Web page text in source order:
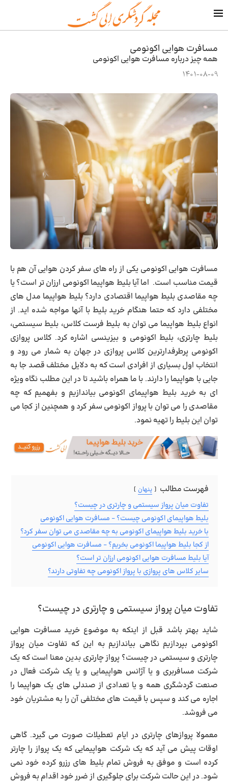
مسافرت هوایی اکونومی
همه چیز درباره مسافرت هوایی اکونومی
1401-08-09
مسافرت هوایی اکونومی یکی از راه های سفر کردن هوایی آن هم با
قیمت مناسب است. اما آیا بلیط هواپیما اکونومی ارزان تر است؟ یا
چه مقاصدی بلیط هواپیما اقتصادی دارد؟ بلیط هواپیما مدل های
مختلفی دارد که حتما هنگام خرید بلیط با آنها مواجه شده اید. از
انواع بلیط هواپیما می توان به بلیط فرست کلاس، بلیط سیستمی،
بلیط چارتری، بلیط اکونومی و بیزینسی اشاره کرد. کلاس پروازی
اکونومی پرطرفدارترین کلاس پروازی در جهان به شمار می رود و
انتخاب اول بسیاری از افرادی است که به دلایل مختلف قصد جا به
جایی با هواپیما را دارند. با ما همراه باشید تا در این مطلب نگاه ویژه
ای به خرید بلیط هواپیمای اکونومی بیاندازیم و بفهمیم که چه
مقاصدی را می توان با پرواز اکونومی سفر کرد و همچنین از کجا می
توان این بلیط را تهیه نمود.
فهرست مطالب پنهان
تفاوت میان پرواز سیستمی و چارتری در چیست؟
بلیط هواپیمای اکونومی چیست؟ – مسافرت هوایی اکونومی
با خرید بلیط هواپیمای اکونومی به چه مقاصدی می توان سفر کرد؟
از کجا بلیط هواپیما اکونومی بخریم؟ – مسافرت هوایی اکونومی
آیا بلیط مسافرت هوایی اکونومی ارزان تر است؟
سایر کلاس های پروازی با پرواز اکونومی چه تفاوتی دارند؟
تفاوت میان پرواز سیستمی و چارتری در چیست؟
شاید بهتر باشد قبل از اینکه به موضوع خرید مسافرت هوایی
اکونومی بپردازیم نگاهی بیاندازیم به این که تفاوت میان پرواز
چارتری و سیستمی در چیست؟ پرواز چارتری بدین معنا است که یک
شرکت مسافربری و یا آژانس هواپیمایی و یا یک شرکت فعال در
صنعت گردشگری همه و یا تعدادی از صندلی های یک هواپیما را
اجاره می کند و سپس با قیمت های مختلفی آن را به مشتریان خود
می فروشد.
معمولا پروازهای چارتری در ایام تعطیلات صورت می گیرد. گاهی
اوقات پیش می آید که یک شرکت هواپیمایی که یک پرواز را چارتر
کرده است و موفق به فروش تمام بلیط های رزرو کرده خود نمی
شود. در این حالت شرکت برای جلوگیری از ضرر خود اقدام به فروش